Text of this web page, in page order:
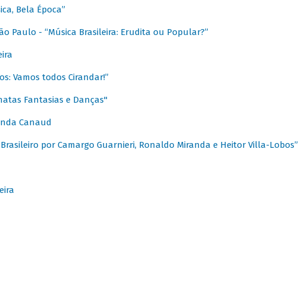
Bela Época”
Paulo - “Música Brasileira: Erudita ou Popular?”
Vamos todos Cirandar!”
Fantasias e Danças"
Canaud
por Camargo Guarnieri, Ronaldo Miranda e Heitor Villa-Lobos”